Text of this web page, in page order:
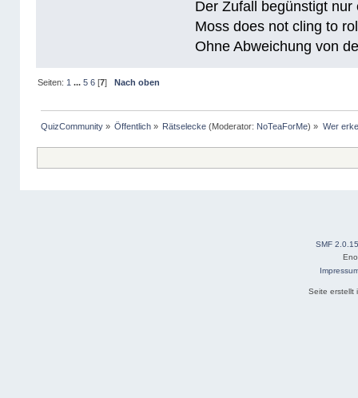
Der Zufall begünstigt
Moss does not cling to
Ohne Abweichung von
Seiten: 1 ... 5 6[7] Nach oben
QuizCommunity» Öffentlich » Rätselecke (Moderator: NoTeaForMe) » Wer
SMF 2.0.15
Seite erstellt